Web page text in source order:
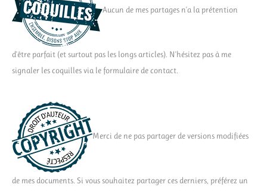
Aucun de mes partages n'a la prétention
d'être parfait (et surtout pas les longs articles). N'hésitez pas à me
signaler les coquilles via le formulaire de contact.
Merci de ne pas partager de versions modifiées
de mes documents. Si vous souhaitez partager ces derniers, préférez un